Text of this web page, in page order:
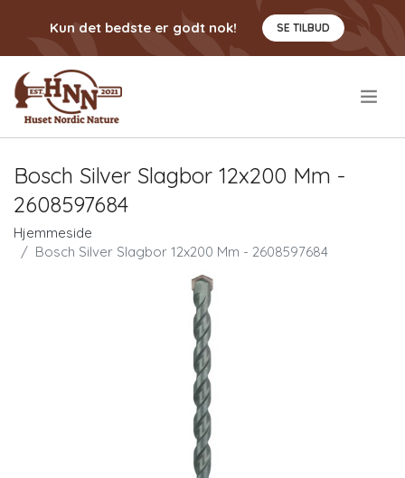
Kun det bedste er godt nok! SE TILBUD
Bosch Silver Slagbor 12x200 Mm -
2608597684
Hjemmeside
Bosch Silver Slagbor 12x200 Mm - 2608597684